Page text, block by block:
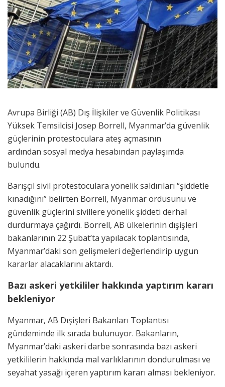
Avrupa Birliği (AB) Dış İlişkiler ve Güvenlik Politikası
Yüksek Temsilcisi Josep Borrell, Myanmar’da güvenlik
güçlerinin protestoculara ateş açmasının
ardından sosyal medya hesabından paylaşımda
bulundu.
Barışçıl sivil protestoculara yönelik saldırıları “şiddetle
kınadığını” belirten Borrell, Myanmar ordusunu ve
güvenlik güçlerini sivillere yönelik şiddeti derhal
durdurmaya çağırdı. Borrell, AB ülkelerinin dışişleri
bakanlarının 22 Şubat’ta yapılacak toplantısında,
Myanmar’daki son gelişmeleri değerlendirip uygun
kararlar alacaklarını aktardı.
Bazı askeri yetkililer hakkında yaptırım kararı
bekleniyor
Myanmar, AB Dışişleri Bakanları Toplantısı
gündeminde ilk sırada bulunuyor. Bakanların,
Myanmar’daki askeri darbe sonrasında bazı askeri
yetkililerin hakkında mal varlıklarının dondurulması ve
seyahat yasağı içeren yaptırım kararı alması bekleniyor.